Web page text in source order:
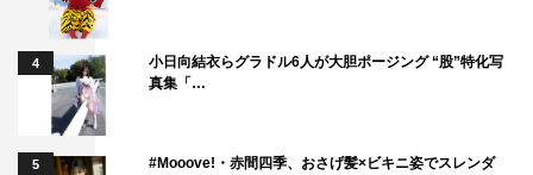
発行：株式会社ワン・パブリッシング
撮影：三瓶康友
定価：2,500円（税込）／判型：A4判／ページ数：144ペ
ージ
特別付録：メッセージ入りポストカード（全6種よりラン
4
小日向結衣らグラドル6人が大胆ポージング “股”特化写
真集「…
5 #Mooove!・赤間四季、おさげ髪×ビキニ姿でスレンダ